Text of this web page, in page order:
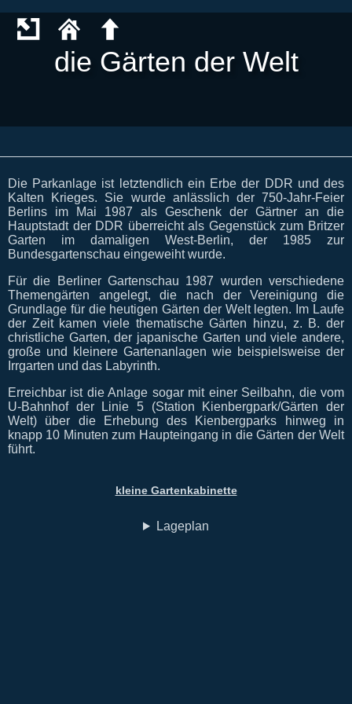
die Gärten der Welt
Die Parkanlage ist letztendlich ein Erbe der DDR und des
Kalten Krieges. Sie wurde anlässlich der 750-Jahr-Feier
Berlins im Mai 1987 als Geschenk der Gärtner an die
Hauptstadt der DDR überreicht als Gegenstück zum Britzer
Garten im damaligen West-Berlin, der 1985 zur
Bundesgartenschau eingeweiht wurde.
Für die Berliner Gartenschau 1987 wurden verschiedene
Themengärten angelegt, die nach der Vereinigung die
Grundlage für die heutigen Gärten der Welt legten. Im Laufe
der Zeit kamen viele thematische Gärten hinzu, z. B. der
christliche Garten, der japanische Garten und viele andere,
große und kleinere Gartenanlagen wie beispielsweise der
Irrgarten und das Labyrinth.
Erreichbar ist die Anlage sogar mit einer Seilbahn, die vom
U-Bahnhof der Linie 5 (Station Kienbergpark/Gärten der
Welt) über die Erhebung des Kienbergparks hinweg in
knapp 10 Minuten zum Haupteingang in die Gärten der Welt
führt.
kleine Gartenkabinette
Lageplan